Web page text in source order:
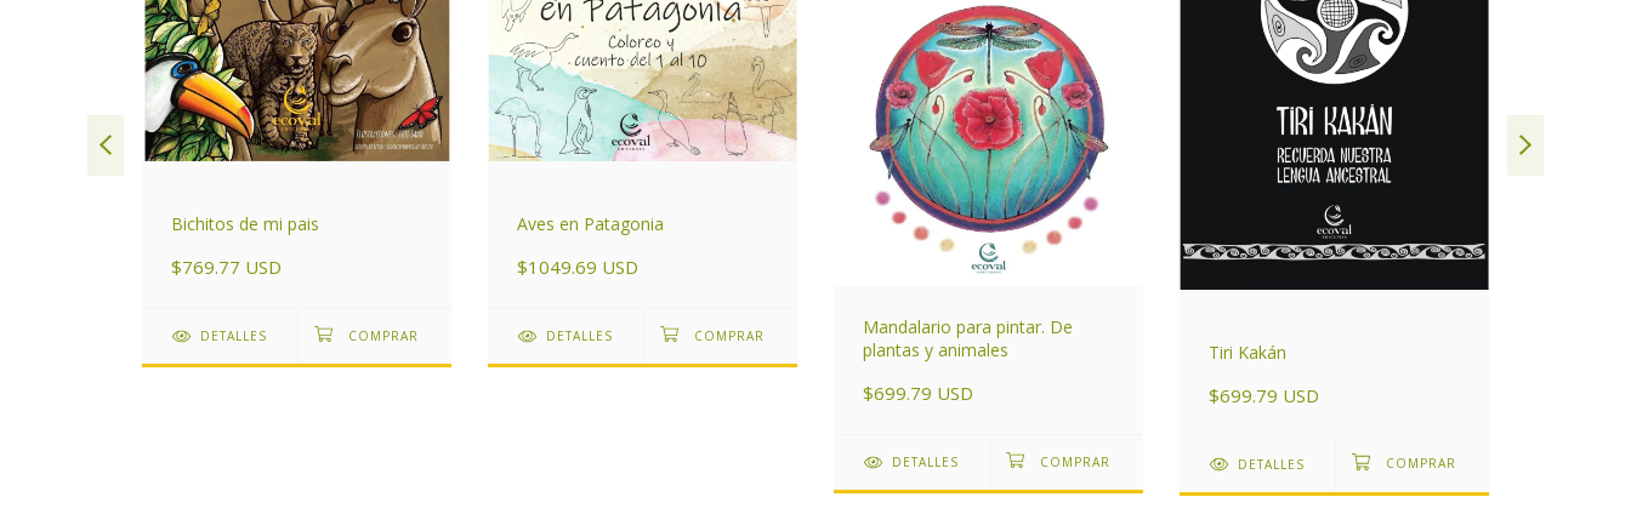
Bichitos de mi pais
$769.77 USD
DETALLES
Aves en Patagonia
$1049.69 USD
DETALLES
Mandalario para pintar. De
plantas y animales
$699.79 USD
DETALLES
Tiri Kakán
$699.79 USD
DETALLES